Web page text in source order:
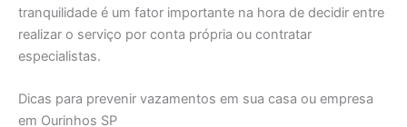
tranquilidade é um fator importante na hora de decidir entre
realizar o serviço por conta própria ou contratar
especialistas.
Dicas para prevenir vazamentos em sua casa ou empresa
em Ourinhos SP